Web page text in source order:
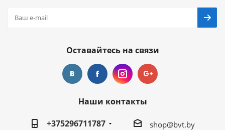
Оставайтесь на связи
Наши контакты
+375296711787
shop@bvt.by